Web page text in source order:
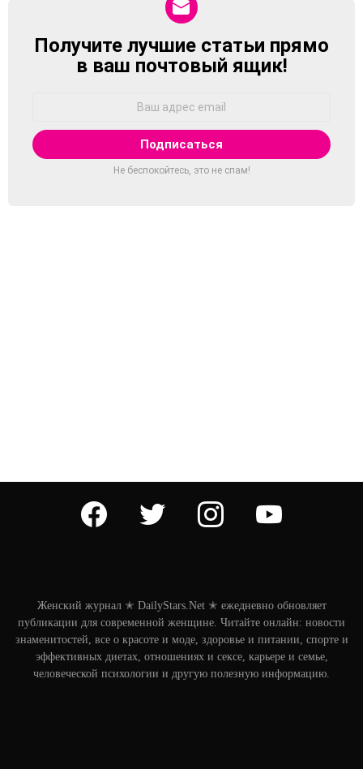
NEWSLETTER
Получите лучшие статьи прямо
в ваш почтовый ящик!
Не беспокойтесь, это не спам!
facebook twitter instagram
Женский журнал ✭ DailyStars.Net ✭ ежедневно обновляет
публикации для современной женщине. Читайте онлайн: новости
знаменитостей, все о красоте и моде, здоровье и питании, спорте и
эффективных диетах, отношениях и сексе, карьере и семье,
человеческой психологии и другую полезную информацию.